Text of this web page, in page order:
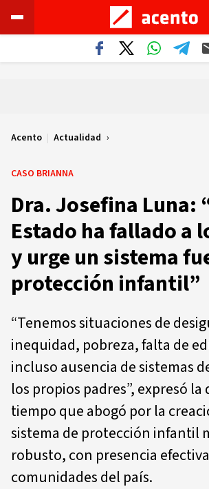
Acento | Actualidad
CASO BRIANNA
Dra. Josefina Luna:
Estado ha fallado a
y urge un sistema
protección infantil”
“Tenemos situaciones de
inequidad, pobreza, falta de
incluso ausencia de sistemas
los propios padres”, expresó
tiempo que abogó por la
sistema de protección infantil
robusto, con presencia
comunidades del país.